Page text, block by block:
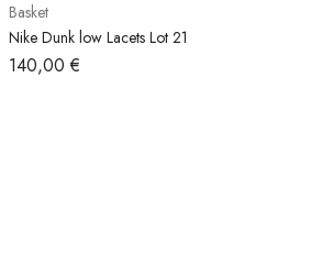
Basket
Nike Dunk low Lacets Lot 21
140,00€